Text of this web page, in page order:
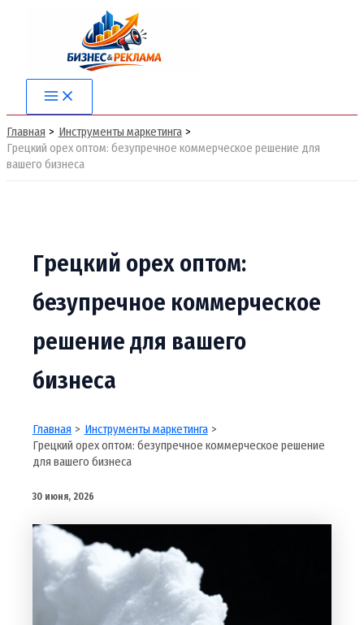
содержимому
Main
Menu
Главная
Инструменты маркетинга
Грецкий орех оптом: безупречное коммерческое решение для
вашего бизнеса
Грецкий орех оптом:
безупречное коммерческое
решение для вашего
бизнеса
Главная
Инструменты маркетинга
Грецкий орех оптом: безупречное коммерческое решение
для вашего бизнеса
30 июня, 2026